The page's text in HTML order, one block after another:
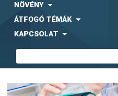
NÖVÉNY
ÁTFOGÓ TÉMÁK
KAPCSOLAT